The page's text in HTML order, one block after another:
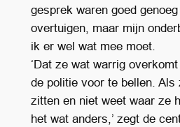
gesprek waren goed
overtuigen, maar mijn
ik er wel wat mee moet.
‘Dat ze wat warrig
de politie voor te bellen.
zitten en niet weet waar ze
het wat anders,’ zegt de